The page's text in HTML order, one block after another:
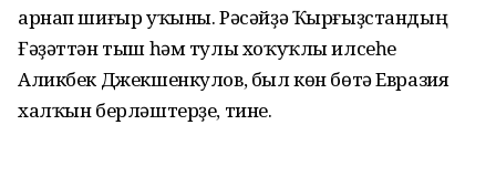
арнап шиғыр уҡыны. Рәсәйҙә Ҡырғыҙстандың
Ғәҙәттән тыш һәм тулы хоҡуҡлы илсеһе
Аликбек Джекшенкулов, был көн бөтә Евразия
халҡын берләштерҙе, тине.